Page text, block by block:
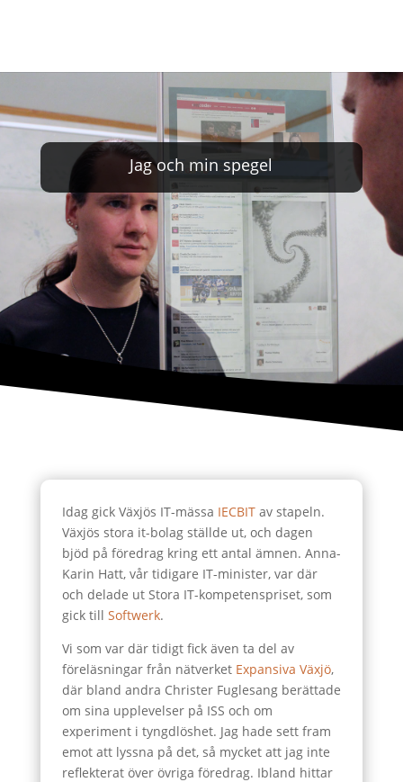
Jag och min spegel
Idag gick Växjös IT-mässa IECBITav stapeln.
Växjös stora it-bolag ställde ut, och dagen
bjöd på föredrag kring ett antal ämnen. Anna-
Karin Hatt, vår tidigare IT-minister, var där
och delade ut Stora IT-kompetenspriset, som
gick till Softwerk.
Vi som var där tidigt fick även ta del av
föreläsningar från nätverket Expansiva Växjö,
där bland andra Christer Fuglesang berättade
om sina upplevelser på ISS och om
experiment i tyngdlöshet. Jag hade sett fram
emot att lyssna på det, så mycket att jag inte
reflekterat över övriga föredrag. Ibland hittar